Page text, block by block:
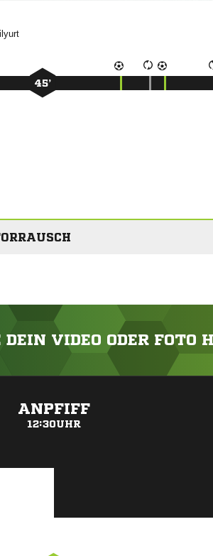
45’
VIDEO ODER FOTO
ANPFIFF
12:30UHR